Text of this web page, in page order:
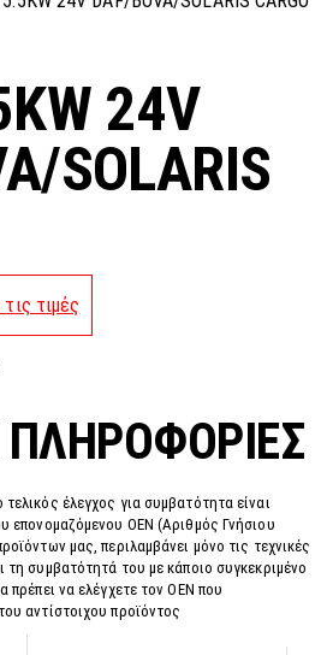
24V
SOLARIS
τιμές
ΠΛΗΡΟΦΟΡΊΕΣ
έλεγχος για συμβατότητα είναι
επονομαζόμενου OEN (Αριθμός Γνήσιου
μας, περιλαμβάνει μόνο τις τεχνικές
τη συμβατότητά του με κάποιο συγκεκριμένο
να ελέγχετε τον OEN που
αντίστοιχου προϊόντος